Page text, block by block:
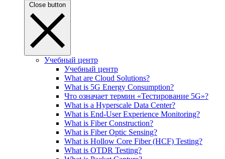
Close button
Учебный центр
Учебный центр
What are Cloud Solutions?
What is 5G Energy Consumption?
Что означает термин «Тестирование 5G»?
What is a Hyperscale Data Center?
What is End-User Experience Monitoring?
What is Fiber Construction?
What is Fiber Optic Sensing?
What is Hollow Core Fiber (HCF) Testing?
What is OTDR Testing?